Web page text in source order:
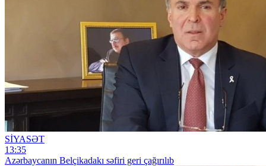
SİYASƏT
13:35
Azərbaycanın Belçikadakı səfiri geri çağırılıb